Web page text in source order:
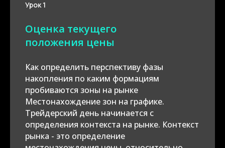
Урок 1
Оценка текущего
положения цены
Как определить перспективу фазы
накопления по каким формациям
пробиваются зоны на рынке
Местонахождение зон на графике.
Трейдерский день начинается с
определения контекста на рынке. Контекст
рынка - это определение